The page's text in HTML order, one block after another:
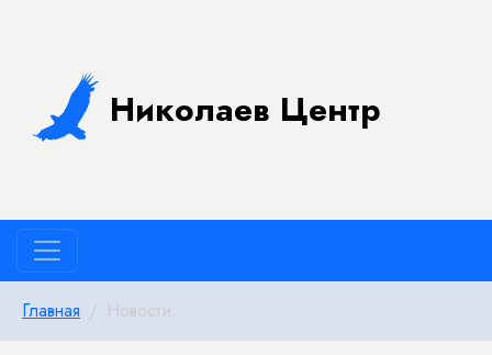
Николаев Центр
Главная Новости